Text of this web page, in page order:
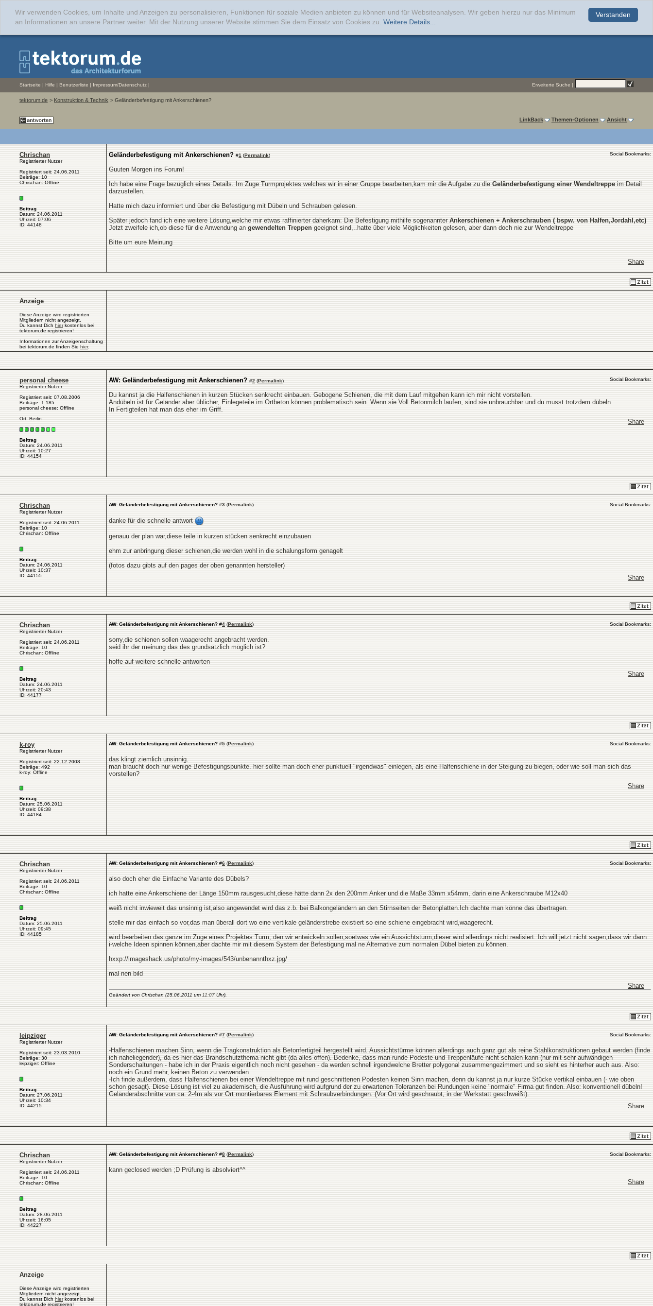
Verstanden
Wir verwenden Cookies, um Inhalte und Anzeigen zu personalisieren, Funktionen für soziale Medien anbieten zu können und für Websiteanalysen. Wir geben hierzu nur das Minimum
an Informationen an unsere Partner weiter. Mit der Nutzung unserer Website stimmen Sie dem Einsatz von Cookies zu. Weitere Details...
Startseite | Hilfe | Benutzerliste | Impressum/Datenschutz | Erweiterte Suche |
tektorum.de > Konstruktion & Technik > Geländerbefestigung mit Ankerschienen?
LinkBack Themen-Optionen Ansicht
Chrischan
Registrierter Nutzer
Registriert seit: 24.06.2011
Beiträge: 10
Chrischan: Offline
Beitrag
Datum: 24.06.2011
Uhrzeit: 07:06
ID: 44148
Geländerbefestigung mit Ankerschienen? #1 (Permalink) Social Bookmarks:
Guuten Morgen ins Forum!
Ich habe eine Frage bezüglich eines Details. Im Zuge Turmprojektes welches wir in einer Gruppe bearbeiten,kam mir die Aufgabe zu die Geländerbefestigung einer Wendeltreppe im Detail
darzustellen.
Hatte mich dazu informiert und über die Befestigung mit Dübeln und Schrauben gelesen.
Später jedoch fand ich eine weitere Lösung,welche mir etwas raffinierter daherkam: Die Befestigung mithilfe sogenannterAnkerschienen + Ankerschrauben ( bspw. von Halfen,Jordahl,etc)
Jetzt zweifele ich,ob diese für die Anwendung an gewendelten Treppen geeignet sind,..hatte über viele Möglichkeiten gelesen, aber dann doch nie zur Wendeltreppe
Bitte um eure Meinung
Share
Anzeige
Diese Anzeige wird registrierten
Mitgliedern nicht angezeigt.
Du kannst Dich hierkostenlos bei
tektorum.de registrieren!
Informationen zur Anzeigenschaltung
bei tektorum.de finden Sie hier.
personal cheese
Registrierter Nutzer
Registriert seit: 07.08.2006
Beiträge: 1.185
personal cheese: Offline
Ort: Berlin
Beitrag
Datum: 24.06.2011
Uhrzeit: 10:27
ID: 44154
AW: Geländerbefestigung mit Ankerschienen? #2 (Permalink) Social Bookmarks:
Du kannst ja die Halfenschienen in kurzen Stücken senkrecht einbauen. Gebogene Schienen, die mit dem Lauf mitgehen kann ich mir nicht vorstellen.
Andübeln ist für Geländer aber üblicher, Einlegeteile im Ortbeton können problematisch sein. Wenn sie Voll Betonmilch laufen, sind sie unbrauchbar und du musst trotzdem dübeln...
In Fertigteilen hat man das eher im Griff.
Share
Chrischan
Registrierter Nutzer
Registriert seit: 24.06.2011
Beiträge: 10
Chrischan: Offline
Beitrag
Datum: 24.06.2011
Uhrzeit: 10:37
ID: 44155
AW: Geländerbefestigung mit Ankerschienen? #3 (Permalink) Social Bookmarks:
danke für die schnelle antwort
genauu der plan war,diese teile in kurzen stücken senkrecht einzubauen
ehm zur anbringung dieser schienen,die werden wohl in die schalungsform genagelt
(fotos dazu gibts auf den pages der oben genannten hersteller)
Share
Chrischan
Registrierter Nutzer
Registriert seit: 24.06.2011
Beiträge: 10
Chrischan: Offline
Beitrag
Datum: 24.06.2011
Uhrzeit: 20:43
ID: 44177
AW: Geländerbefestigung mit Ankerschienen? #4 (Permalink) Social Bookmarks:
sorry,die schienen sollen waagerecht angebracht werden.
seid ihr der meinung das des grundsätzlich möglich ist?
hoffe auf weitere schnelle antworten
Share
k-roy
Registrierter Nutzer
Registriert seit: 22.12.2008
Beiträge: 492
k-roy: Offline
Beitrag
Datum: 25.06.2011
Uhrzeit: 09:38
ID: 44184
AW: Geländerbefestigung mit Ankerschienen? #5 (Permalink) Social Bookmarks:
das klingt ziemlich unsinnig.
man braucht doch nur wenige Befestigungspunkte. hier sollte man doch eher punktuell "irgendwas" einlegen, als eine Halfenschiene in der Steigung zu biegen, oder wie soll man sich das
vorstellen?
Share
Chrischan
Registrierter Nutzer
Registriert seit: 24.06.2011
Beiträge: 10
Chrischan: Offline
Beitrag
Datum: 25.06.2011
Uhrzeit: 09:45
ID: 44185
AW: Geländerbefestigung mit Ankerschienen? #6 (Permalink) Social Bookmarks:
also doch eher die Einfache Variante des Dübels?
ich hatte eine Ankerschiene der Länge 150mm rausgesucht,diese hätte dann 2x den 200mm Anker und die Maße 33mm x54mm, darin eine Ankerschraube M12x40
weiß nicht inwieweit das unsinnig ist,also angewendet wird das z.b. bei Balkongeländern an den Stirnseiten der Betonplatten.Ich dachte man könne das übertragen.
stelle mir das einfach so vor,das man überall dort wo eine vertikale geländerstrebe existiert so eine schiene eingebracht wird,waagerecht.
wird bearbeiten das ganze im Zuge eines Projektes Turm, den wir entwickeln sollen,soetwas wie ein Aussichtsturm,dieser wird allerdings nicht realisiert. Ich will jetzt nicht sagen,dass wir dann
i-welche Ideen spinnen können,aber dachte mir mit diesem System der Befestigung mal ne Alternative zum normalen Dübel bieten zu können.
hxxp://imageshack.us/photo/my-images/543/unbenannthxz.jpg/
mal nen bild
Share
Geändert von Chrischan (25.06.2011 um 11:07 Uhr).
leipziger
Registrierter Nutzer
Registriert seit: 23.03.2010
Beiträge: 30
leipziger: Offline
Beitrag
Datum: 27.06.2011
Uhrzeit: 10:34
ID: 44215
AW: Geländerbefestigung mit Ankerschienen? #7 (Permalink) Social Bookmarks:
-Halfenschienen machen Sinn, wenn die Tragkonstruktion als Betonfertigteil hergestellt wird. Aussichtstürme können allerdings auch ganz gut als reine Stahlkonstruktionen gebaut werden (finde
ich naheliegender), da es hier das Brandschutzthema nicht gibt (da alles offen). Bedenke, dass man runde Podeste und Treppenläufe nicht schalen kann (nur mit sehr aufwändigen
Sonderschaltungen - habe ich in der Praxis eigentlich noch nicht gesehen - da werden schnell irgendwelche Bretter polygonal zusammengezimmert und so sieht es hinterher auch aus. Also:
noch ein Grund mehr, keinen Beton zu verwenden.
-Ich finde außerdem, dass Halfenschienen bei einer Wendeltreppe mit rund geschnittenen Podesten keinen Sinn machen, denn du kannst ja nur kurze Stücke vertikal einbauen (- wie oben
schon gesagt). Diese Lösung ist viel zu akademisch, die Ausführung wird aufgrund der zu erwartenen Toleranzen bei Rundungen keine "normale" Firma gut finden. Also: konventionell dübeln!
Geländerabschnitte von ca. 2-4m als vor Ort montierbares Element mit Schraubverbindungen. (Vor Ort wird geschraubt, in der Werkstatt geschweißt).
Share
Chrischan
Registrierter Nutzer
Registriert seit: 24.06.2011
Beiträge: 10
Chrischan: Offline
Beitrag
Datum: 28.06.2011
Uhrzeit: 16:05
ID: 44227
AW: Geländerbefestigung mit Ankerschienen? #8 (Permalink) Social Bookmarks:
kann geclosed werden ;D Prüfung is absolviert^^
Share
Anzeige
Diese Anzeige wird registrierten
Mitgliedern nicht angezeigt.
Du kannst Dich hierkostenlos bei
tektorum.de registrieren!